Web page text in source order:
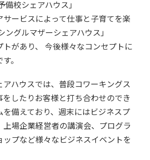
校シェアハウス」
サービスによって仕事と子育てを楽
ングルマザーシェアハウス」
があり、 今後様々なコンセプトに
。
ハウスでは、普段コワーキングス
したりお客様と打ち合わせのでき
を備えており、週末にはビジネスプ
上場企業経営者の講演会、プログラ
ップなど様々なビジネスイベントを